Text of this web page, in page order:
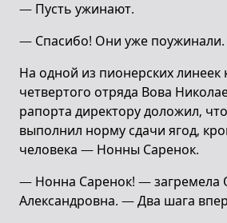
— Пусть ужинают.
— Спасибо! Они уже поужинали.
На одной из пионерских линеек
четвертого отряда Вова
рапорта директору доложил,
выполнил норму сдачи ягод,
человека — Нонны Саренок.
— Нонна Саренок! — загремела
Александровна. — Два шага